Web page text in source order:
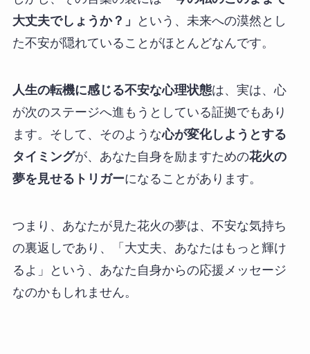
大丈夫でしょうか？」
という、未来への漠然とし
た不安が隠れていることがほとんどなんです。
人生の転機に感じる不安な心理状態は、実は、心
が次のステージへ進もうとしている証拠でもあり
ます。そして、そのような心が変化しようとする
タイミングが、あなた自身を励ますための花火の
夢を見せるトリガーになることがあります。
つまり、あなたが見た花火の夢は、不安な気持ち
の裏返しであり、「大丈夫、あなたはもっと輝け
るよ」という、あなた自身からの応援メッセージ
なのかもしれません。